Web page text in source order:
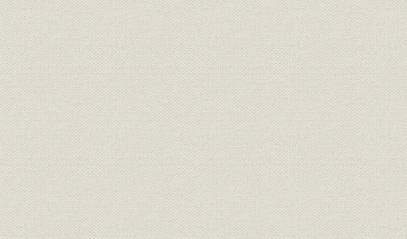
財務・業績 資産負債累年比較 負債ノ部 明治37年
財務・業績 資産負債累年比較 資産ノ部 明治37年
財務・業績 資産負債累年比較 明治37年